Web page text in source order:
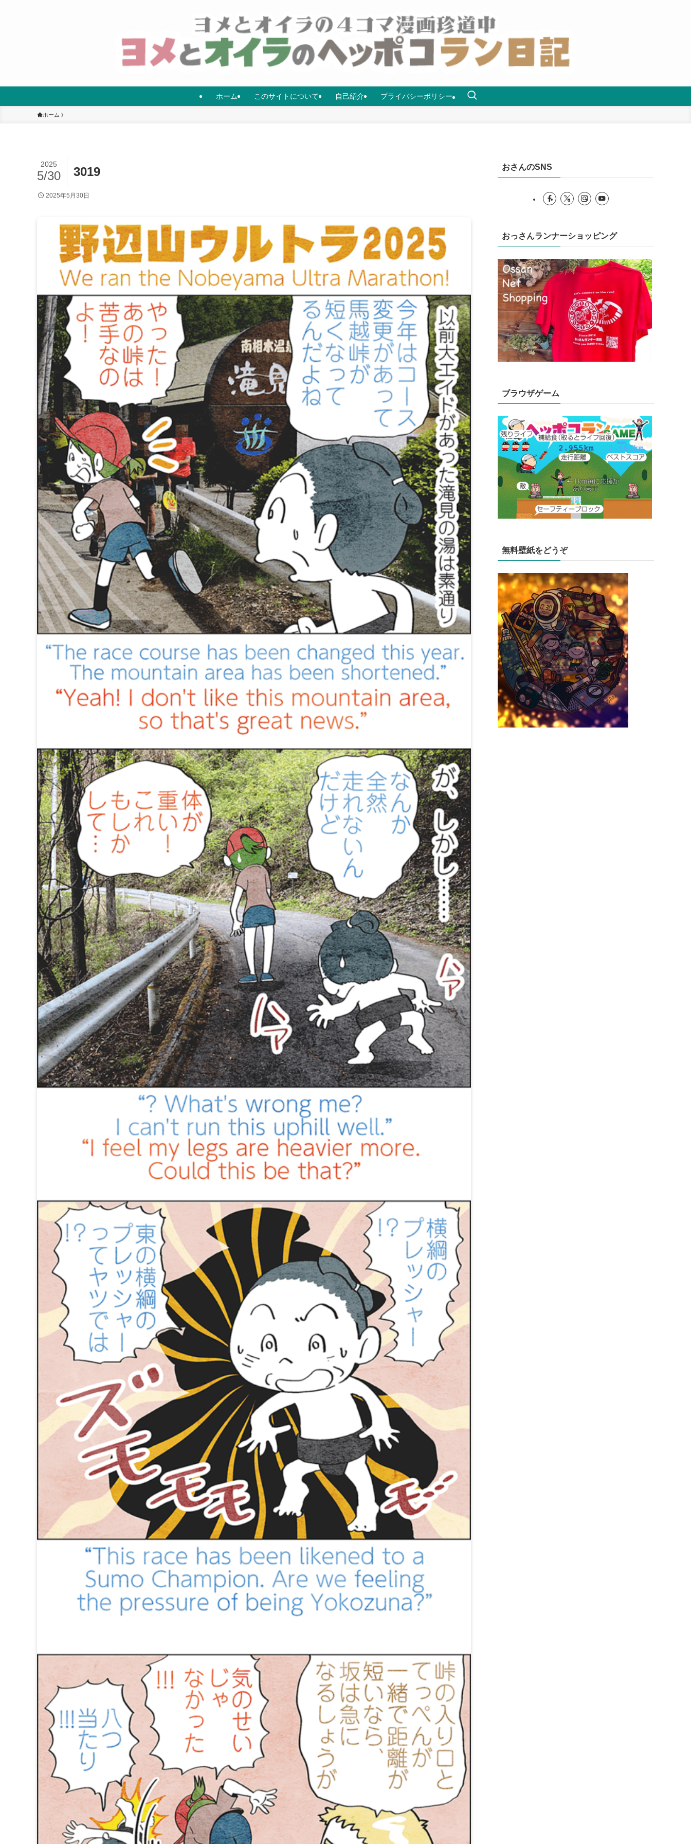
ホーム このサイトについて 自己紹介 プライバシーポリシー
ホーム
3019
2025
5/30
2025年5月30日
おさんのSNS
おっさんランナーショッピング
ブラウザゲーム
無料壁紙をどうぞ